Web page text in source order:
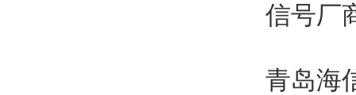
信号厂商
青岛海信